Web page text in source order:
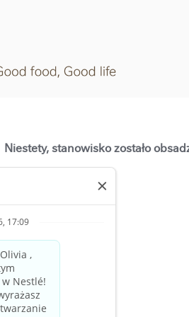
Niestety, stanowisko zostało